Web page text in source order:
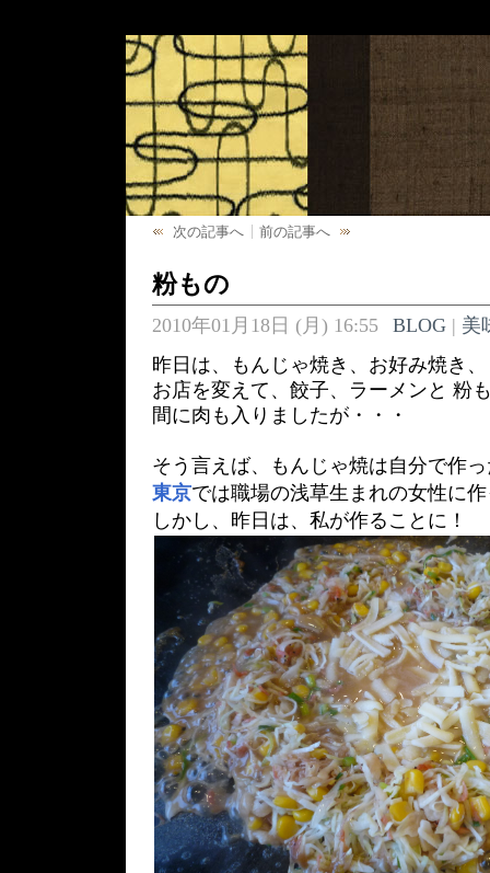
次の記事へ 前の記事へ
粉もの
2010年01月18日 (月) 16:55 BLOG| 美
昨日は、もんじゃ焼き、お好み焼き、
お店を変えて、餃子、ラーメンと 粉
間に肉も入りましたが・・・
そう言えば、もんじゃ焼は自分で作
東京では職場の浅草生まれの女性に
しかし、昨日は、私が作ることに！